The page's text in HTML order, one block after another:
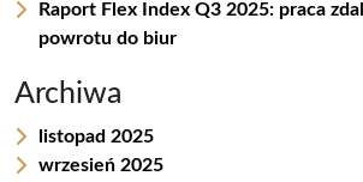
b
o
o
k
l
e
d
I
n
e
n
e
Raport Flex Index Q3 2025: praca
powrotu do biur
Archiwa
listopad 2025
wrzesień 2025